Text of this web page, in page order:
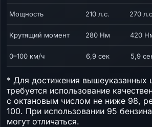
Мощность 210 л.с. 270
Крутящий момент 280 Нм 420
0–100 км/ч 6,9 сек 5,9
* Для достижения вышеуказанных
требуется использование
с октановым числом не ниже 98,
100. При использовании 95
могут отличаться.